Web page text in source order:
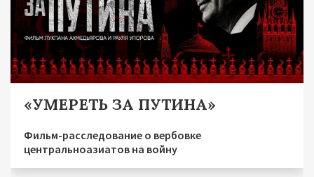
«УМЕРЕТЬ ЗА ПУТИНА»
Фильм-расследование о вербовке
центральноазиатов на войну